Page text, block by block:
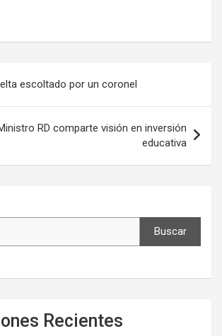
escoltado por un coronel
RD comparte visión en inversión
educativa
Buscar
Recientes